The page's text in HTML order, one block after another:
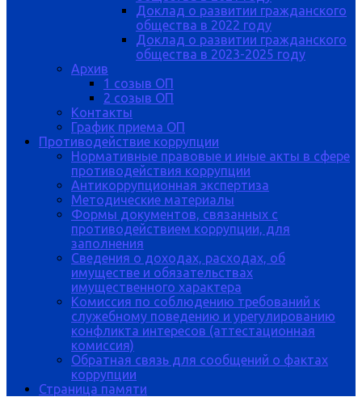
Доклад о развитии гражданского
общества в 2022 году
Доклад о развитии гражданского
общества в 2023-2025 году
Архив
1 созыв ОП
2 созыв ОП
Контакты
График приема ОП
Противодействие коррупции
Нормативные правовые и иные акты в сфере
противодействия коррупции
Антикоррупционная экспертиза
Методические материалы
Формы документов, связанных с
противодействием коррупции, для
заполнения
Сведения о доходах, расходах, об
имуществе и обязательствах
имущественного характера
Комиссия по соблюдению требований к
служебному поведению и урегулированию
конфликта интересов (аттестационная
комиссия)
Обратная связь для сообщений о фактах
коррупции
Страница памяти